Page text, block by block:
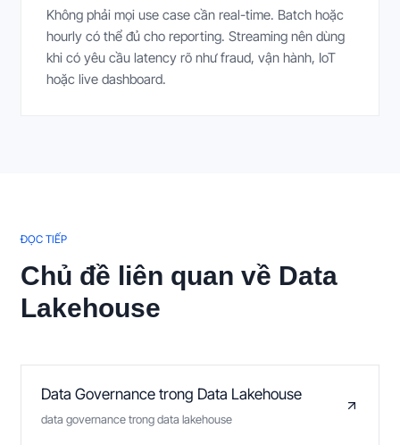
Không phải mọi use case cần real-time. Batch hoặc
hourly có thể đủ cho reporting. Streaming nên dùng
khi có yêu cầu latency rõ như fraud, vận hành, IoT
hoặc live dashboard.
ĐỌC TIẾP
Chủ đề liên quan về Data
Lakehouse
Data Governance trong Data Lakehouse
data governance trong data lakehouse